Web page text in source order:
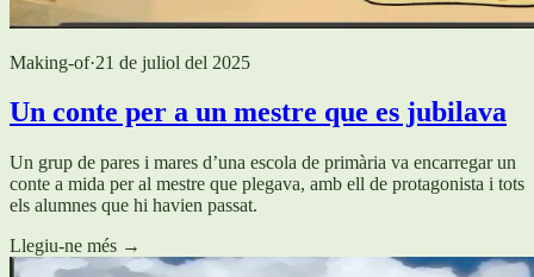
Making-of·21 de juliol del 2025
Un conte per a un mestre que es jubilava
Un grup de pares i mares d’una escola de primària va encarregar un
conte a mida per al mestre que plegava, amb ell de protagonista i tots
els alumnes que hi havien passat.
Llegiu-ne més →